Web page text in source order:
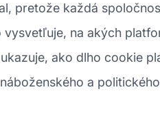
pretože každá
vysvetľuje, na akých
ako dlho cookie
a